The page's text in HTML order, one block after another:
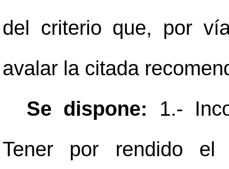
del criterio que, por
avalar la citada
Se dispone: 1.-
Tener por rendido el